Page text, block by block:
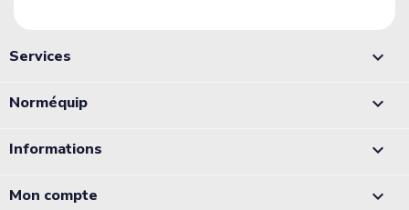
Services 
Norméquip 
Informations 
Mon compte 